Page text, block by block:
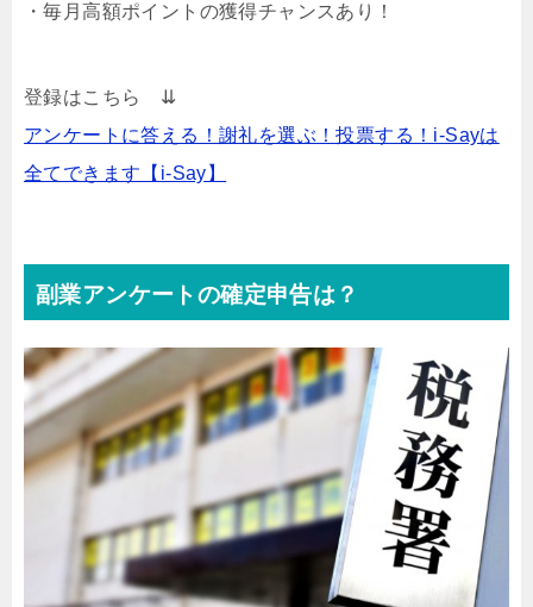
・毎月高額ポイントの獲得チャンスあり！
登録はこちら ⇊
アンケートに答える！謝礼を選ぶ！投票する！i-Sayは
全てできます【i-Say】
副業アンケートの確定申告は？